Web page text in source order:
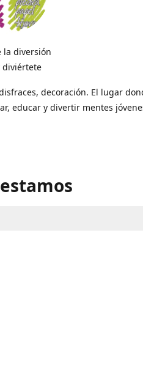
la diversión
diviértete
decoración. El lugar
educar y divertir mentes